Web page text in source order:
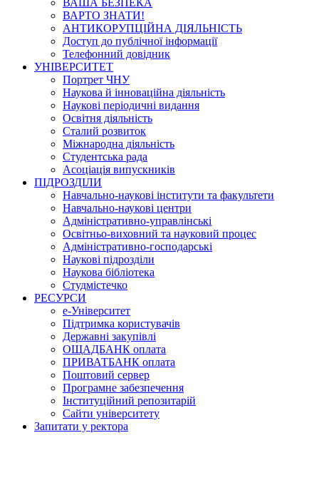
ВАРТО ЗНАТИ!
АНТИКОРУПЦІЙНА ДІЯЛЬНІСТЬ
Доступ до публічної інформації
Телефонний довідник
УНІВЕРСИТЕТ
Портрет ЧНУ
Наукова й інноваційна діяльність
Наукові періодичні видання
Освітня діяльність
Сталий розвиток
Міжнародна діяльність
Студентська рада
Асоціація випускників
ПІДРОЗДІЛИ
Навчально-наукові інститути та факультети
Навчально-наукові центри
Адміністративно-управлінські
Освітньо-виховний та науковий процес
Адміністративно-господарські
Наукові підрозділи
Наукова бібліотека
Студмістечко
РЕСУРСИ
е-Університет
Підтримка користувачів
Державні закупівлі
ОЩАДБАНК оплата
ПРИВАТБАНК оплата
Поштовий сервер
Програмне забезпечення
Інституційний репозитарій
Сайти університету
Запитати у ректора